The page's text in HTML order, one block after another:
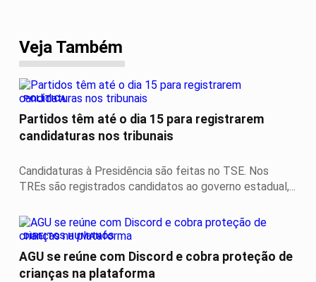
Veja Também
POLÍTICA
Partidos têm até o dia 15 para registrarem
candidaturas nos tribunais
Candidaturas à Presidência são feitas no TSE. Nos
TREs são registrados candidatos ao governo estadual,...
DIREITOS HUMANOS
AGU se reúne com Discord e cobra proteção de
crianças na plataforma